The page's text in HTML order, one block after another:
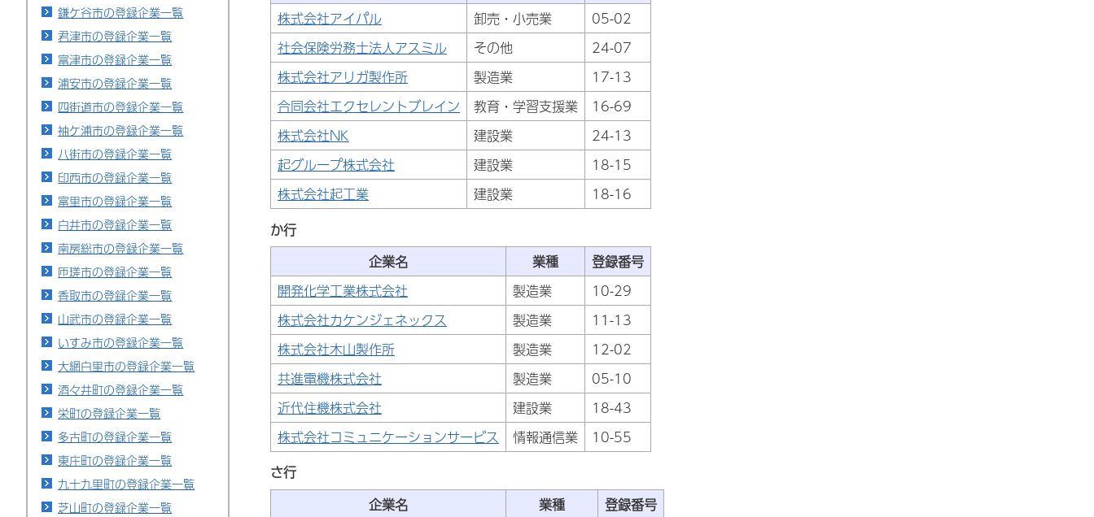
鎌ケ谷市の登録企業一覧
君津市の登録企業一覧
富津市の登録企業一覧
浦安市の登録企業一覧
四街道市の登録企業一覧
袖ケ浦市の登録企業一覧
八街市の登録企業一覧
印西市の登録企業一覧
富里市の登録企業一覧
白井市の登録企業一覧
南房総市の登録企業一覧
匝瑳市の登録企業一覧
香取市の登録企業一覧
山武市の登録企業一覧
いすみ市の登録企業一覧
大網白里市の登録企業一覧
酒々井町の登録企業一覧
栄町の登録企業一覧
多古町の登録企業一覧
東庄町の登録企業一覧
九十九里町の登録企業一覧
芝山町の登録企業一覧
株式会社アイパル
卸売・小売業
05-02
社会保険労務士法人アスミル
その他
24-07
株式会社アリガ製作所
製造業
17-13
合同会社エクセレントブレイン
教育・学習支援業
16-69
株式会社NK
建設業
24-13
起グループ株式会社
建設業
18-15
株式会社起工業
建設業
18-16
か行
企業名
業種
登録番号
開発化学工業株式会社
製造業
10-29
株式会社カケンジェネックス
製造業
11-13
株式会社木山製作所
製造業
12-02
共進電機株式会社
製造業
05-10
近代住機株式会社
建設業
18-43
株式会社コミュニケーションサービス
情報通信業
10-55
さ行
企業名
業種
登録番号